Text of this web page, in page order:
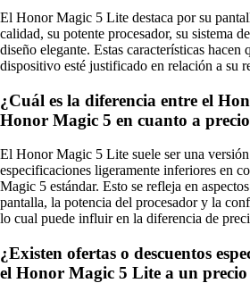
El Honor Magic 5 Lite destaca por su
calidad, su potente procesador, su sistema
diseño elegante. Estas características hacen
dispositivo esté justificado en relación a su
¿Cuál es la diferencia entre el
Honor Magic 5 en cuanto a precio
El Honor Magic 5 Lite suele ser una
especificaciones ligeramente inferiores en
Magic 5 estándar. Esto se refleja en
pantalla, la potencia del procesador y la
lo cual puede influir en la diferencia de
¿Existen ofertas o descuentos
el Honor Magic 5 Lite a un precio